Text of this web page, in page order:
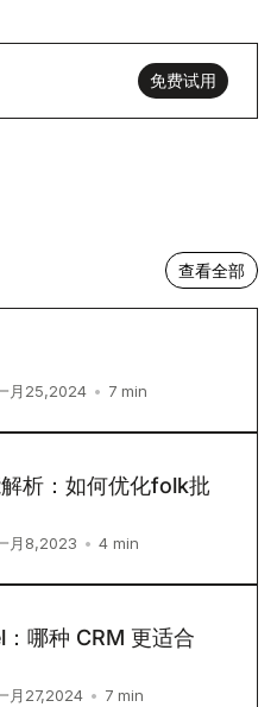
免费试用
查看全部
月25,2024 • 7 min
析：如何优化folk批
月8,2023 • 4 min
哪种 CRM 更适合
月27,2024 • 7 min